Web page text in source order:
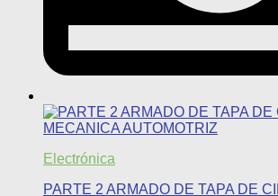
Electrónica
PARTE 2 ARMADO DE TAPA DE